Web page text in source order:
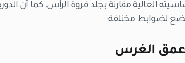
العالية مقارنة بجلد فروة الرأس، كما أن
لضوابط مختلفة:
الغرس